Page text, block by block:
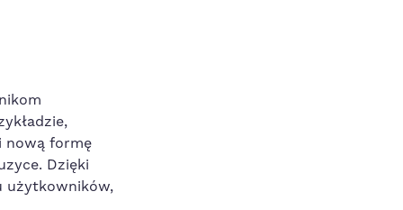
nową formę
Dzięki
użytkowników,